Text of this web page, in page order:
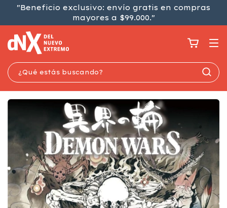
"Beneficio exclusivo: envío gratis en compras
mayores a $99.000."